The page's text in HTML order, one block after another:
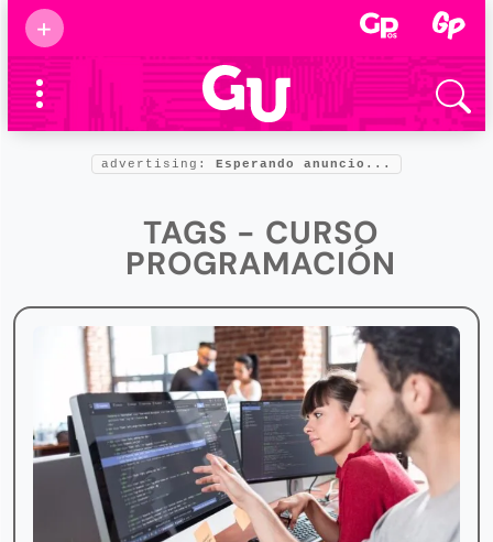
+
Supermamás
2025
Marcas de
confianza
Foro salud
advertising: Esperando anuncio...
TAGS - CURSO
PROGRAMACIÓN